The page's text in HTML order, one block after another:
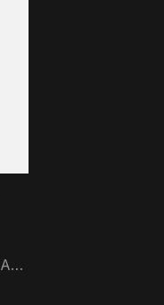
33 RUE BOUDOURESQUE 13007 MARSEILLE